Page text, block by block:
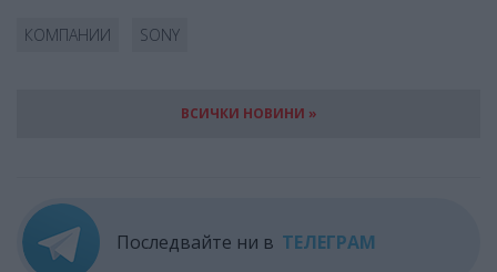
КОМПАНИИ SONY
ВСИЧКИ НОВИНИ »
Последвайте ни в ТЕЛЕГРАМ